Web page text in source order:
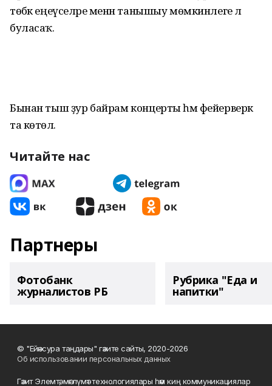
төбәк еңеүселәре менән танышыу мөмкинлеге лә
буласаҡ.
Бынан тыш ҙур байрам концерты һәм фейерверк
та көтөлә.
Читайте нас
Партнеры
Фотобанк
журналистов РБ
Рубрика "Еда и
напитки"
© "Ейәнсура таңдары" гәзите сайты, 2020-2026
Об использовании персональных данных
Гәзит Элемтә, мәғлүмәт технологиялары һәм киң коммуникациялар